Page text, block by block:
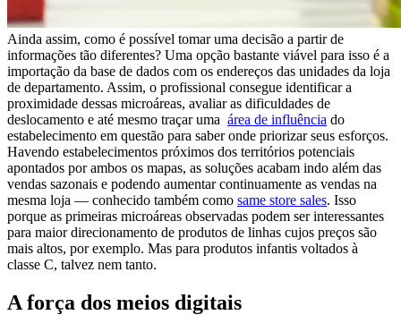
Ainda assim, como é possível tomar uma decisão a partir de
informações tão diferentes? Uma opção bastante viável para isso é a
importação da base de dados com os endereços das unidades da loja
de departamento. Assim, o profissional consegue identificar a
proximidade dessas microáreas, avaliar as dificuldades de
deslocamento e até mesmo traçar uma área de influência do
estabelecimento em questão para saber onde priorizar seus esforços.
Havendo estabelecimentos próximos dos territórios potenciais
apontados por ambos os mapas, as soluções acabam indo além das
vendas sazonais e podendo aumentar continuamente as vendas na
mesma loja — conhecido também como same store sales. Isso
porque as primeiras microáreas observadas podem ser interessantes
para maior direcionamento de produtos de linhas cujos preços são
mais altos, por exemplo. Mas para produtos infantis voltados à
classe C, talvez nem tanto.
A força dos meios digitais